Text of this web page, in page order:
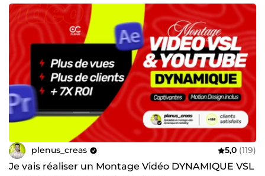
plenus_creas 5,0 (119)
Je vais réaliser un Montage Vidéo DYNAMIQUE VSL